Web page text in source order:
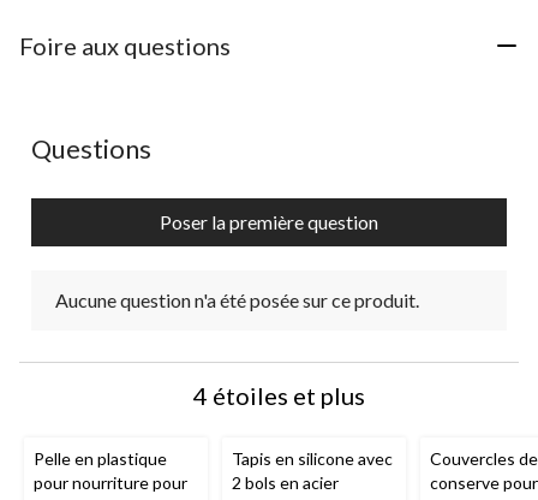
Foire aux questions
Aucune question n'a été posée sur ce produit.
Questions
Poser la première question
Aucune question n'a été posée sur ce produit.
4 étoiles et plus
Pelle en plastique
pour nourriture pour
Tapis en silicone avec
2 bols en acier
Couvercles de
conserve pour